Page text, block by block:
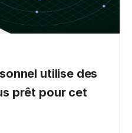
utilise des
prêt pour cet